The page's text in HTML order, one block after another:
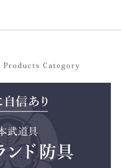
Products Category